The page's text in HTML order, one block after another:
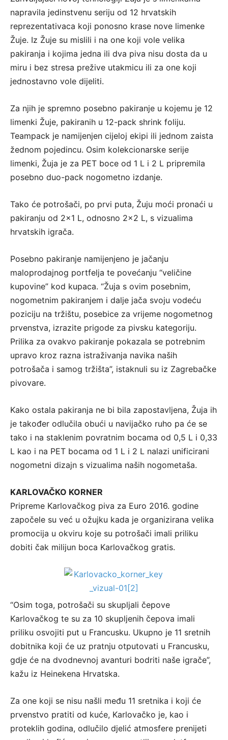
napravila jedinstvenu seriju od 12 hrvatskih
reprezentativaca koji ponosno krase nove limenke
Žuje. Iz Žuje su mislili i na one koji vole velika
pakiranja i kojima jedna ili dva piva nisu dosta da u
miru i bez stresa prežive utakmicu ili za one koji
jednostavno vole dijeliti.
Za njih je spremno posebno pakiranje u kojemu je 12
limenki Žuje, pakiranih u 12-pack shrink foliju.
Teampack je namijenjen cijeloj ekipi ili jednom zaista
žednom pojedincu. Osim kolekcionarske serije
limenki, Žuja je za PET boce od 1 L i 2 L pripremila
posebno duo-pack nogometno izdanje.
Tako će potrošači, po prvi puta, Žuju moći pronaći u
pakiranju od 2×1 L, odnosno 2×2 L, s vizualima
hrvatskih igrača.
Posebno pakiranje namijenjeno je jačanju
maloprodajnog portfelja te povećanju “veličine
kupovine” kod kupaca. “Žuja s ovim posebnim,
nogometnim pakiranjem i dalje jača svoju vodeću
poziciju na tržištu, posebice za vrijeme nogometnog
prvenstva, izrazite prigode za pivsku kategoriju.
Prilika za ovakvo pakiranje pokazala se potrebnim
upravo kroz razna istraživanja navika naših
potrošača i samog tržišta”, istaknuli su iz Zagrebačke
pivovare.
Kako ostala pakiranja ne bi bila zapostavljena, Žuja ih
je također odlučila obući u navijačko ruho pa će se
tako i na staklenim povratnim bocama od 0,5 L i 0,33
L kao i na PET bocama od 1 L i 2 L nalazi unificirani
nogometni dizajn s vizualima naših nogometaša.
KARLOVAČKO KORNER
Pripreme Karlovačkog piva za Euro 2016. godine
započele su već u ožujku kada je organizirana velika
promocija u okviru koje su potrošači imali priliku
dobiti čak milijun boca Karlovačkog gratis.
“Osim toga, potrošači su skupljali čepove
Karlovačkog te su za 10 skupljenih čepova imali
priliku osvojiti put u Francusku. Ukupno je 11 sretnih
dobitnika koji će uz pratnju otputovati u Francusku,
gdje će na dvodnevnoj avanturi bodriti naše igrače”,
kažu iz Heinekena Hrvatska.
Za one koji se nisu našli među 11 sretnika i koji će
prvenstvo pratiti od kuće, Karlovačko je, kao i
proteklih godina, odlučilo djelić atmosfere prenijeti